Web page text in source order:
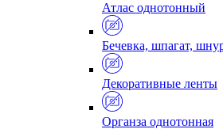
Атлас однотонный
Бечевка, шпагат,
Декоративные ленты
Органза однотонная